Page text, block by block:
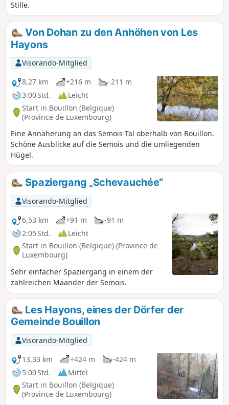
Stille.
Von Dohan zu den Anhöhen von Les
Hayons
Visorando-Mitglied
8,27 km
+216 m
-211 m
3:00 Std.
Leicht
Start in Bouillon (Belgique)
(Province de Luxembourg)
Eine Annäherung an das Semois-Tal oberhalb von Bouillon.
Schöne Ausblicke auf die Semois und die umliegenden
Hügel.
Spaziergang „Schevauchée“
Visorando-Mitglied
6,53 km
+91 m
-91 m
2:05 Std.
Leicht
Start in Bouillon (Belgique) (Province de
Luxembourg)
Sehr einfacher Spaziergang in einem der
zahlreichen Mäander der Semois.
Les Hayons, eines der Dörfer der
Gemeinde Bouillon
Visorando-Mitglied
13,33 km
+424 m
-424 m
5:00 Std.
Mittel
Start in Bouillon (Belgique)
(Province de Luxembourg)